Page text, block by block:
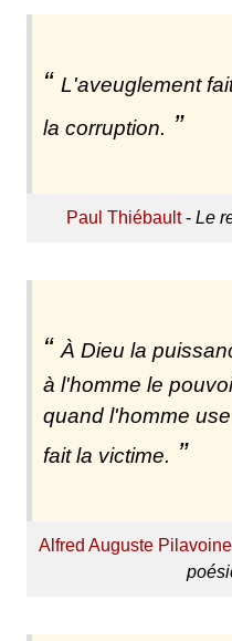
L'aveuglement
la corruption.
Paul Thiébault-Le
À Dieu la
à l'homme le
quand l'homme
fait la victime.
Alfred Auguste Pilavoine